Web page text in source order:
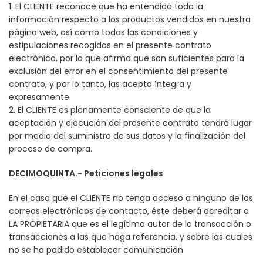
1. El CLIENTE reconoce que ha entendido toda la
información respecto a los productos vendidos en nuestra
página web, así como todas las condiciones y
estipulaciones recogidas en el presente contrato
electrónico, por lo que afirma que son suficientes para la
exclusión del error en el consentimiento del presente
contrato, y por lo tanto, las acepta íntegra y
expresamente.
2. El CLIENTE es plenamente consciente de que la
aceptación y ejecución del presente contrato tendrá lugar
por medio del suministro de sus datos y la finalización del
proceso de compra.
DECIMOQUINTA.- Peticiones legales
En el caso que el CLIENTE no tenga acceso a ninguno de los
correos electrónicos de contacto, éste deberá acreditar a
LA PROPIETARIA que es el legítimo autor de la transacción o
transacciones a las que haga referencia, y sobre las cuales
no se ha podido establecer comunicación